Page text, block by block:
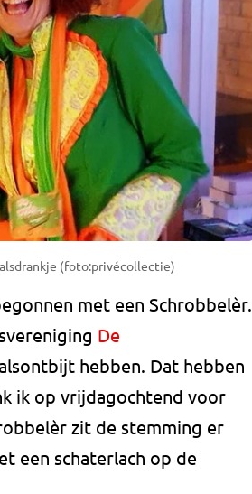
(foto:privécollectie)
met een Schrobbelèr.
De
hebben. Dat hebben
ik op vrijdagochtend voor
zit de stemming er
een schaterlach op de